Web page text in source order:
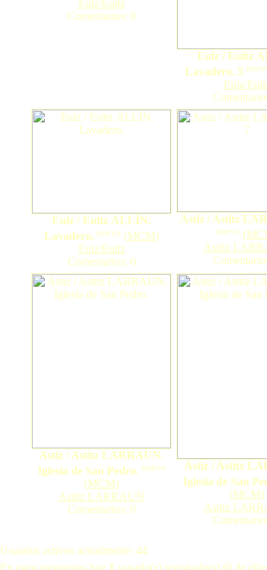
Eulz/Eultz
Comentarios: 0
Eulz / Eultz
Lavadero. 5
Eulz/
Eulz / Eultz ALLÍN.
Lavadero. nuevo (MCM)
Eulz/Eultz
Comentarios: 0
Astiz / Astitz
nuevo (
Astitz
Astiz / Astitz LARRAUN.
Iglesia de San Pedro. nuevo
(MCM)
Astitz LARRAUN
Comentarios: 0
Astiz / Astitz
Iglesia de San
(MCM)
Astitz
Usuarios activos actualmente: 44
En estos momentos hay 1 usuario(s) registrado(s) (0 de